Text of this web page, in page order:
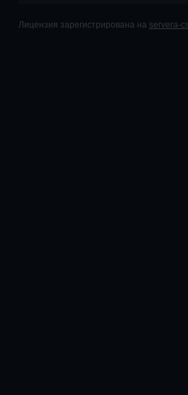
Лицензия зарегистрирована на servera-